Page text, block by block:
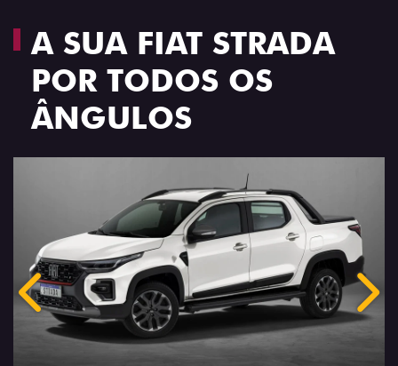
A SUA FIAT STRADA
POR TODOS OS
ÂNGULOS
Anterior